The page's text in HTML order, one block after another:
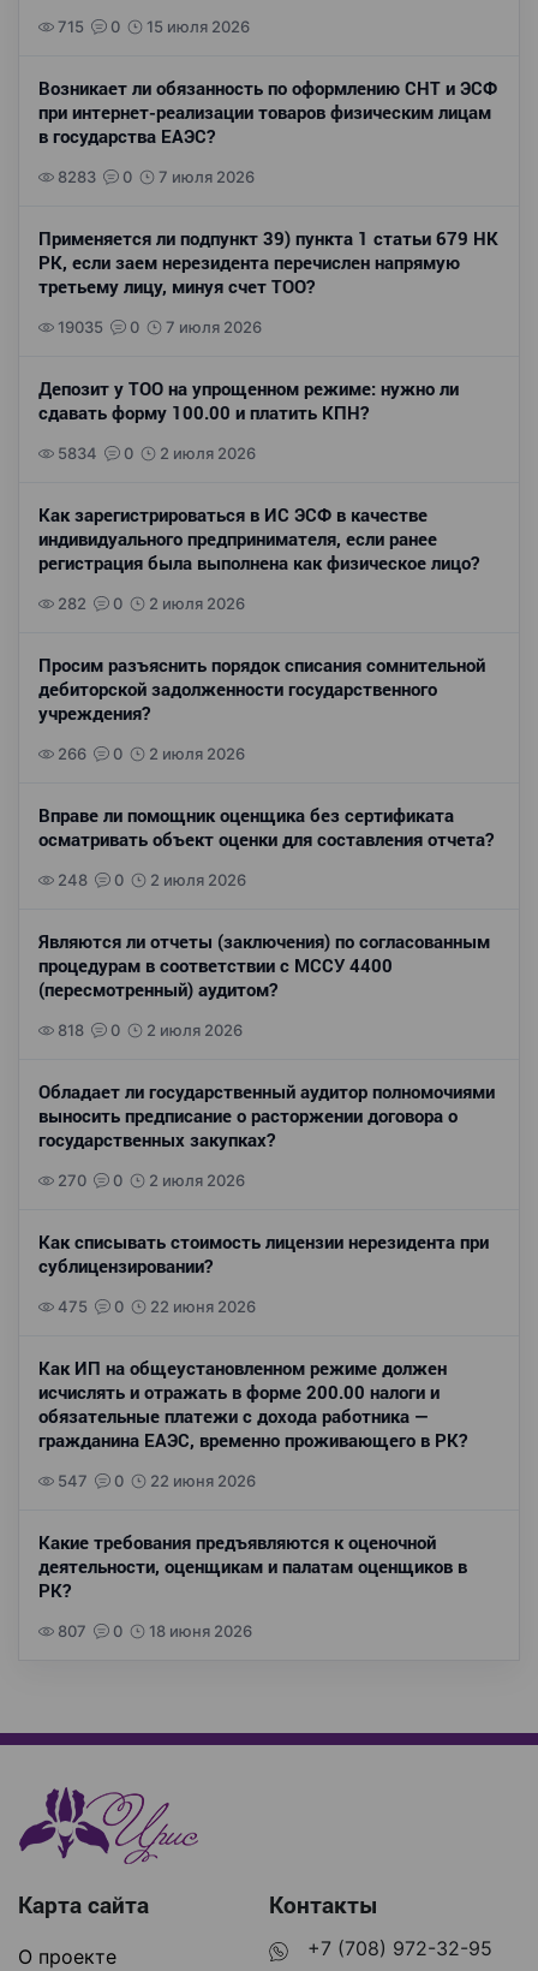
715 0 15 июля 2026
Возникает ли обязанность по оформлению СНТ и ЭСФ
при интернет-реализации товаров физическим лицам
в государства ЕАЭС?
8283 0 7 июля 2026
Применяется ли подпункт 39) пункта 1 статьи 679 НК
РК, если заем нерезидента перечислен напрямую
третьему лицу, минуя счет ТОО?
19035 0 7 июля 2026
Депозит у ТОО на упрощенном режиме: нужно ли
сдавать форму 100.00 и платить КПН?
5834 0 2 июля 2026
Как зарегистрироваться в ИС ЭСФ в качестве
индивидуального предпринимателя, если ранее
регистрация была выполнена как физическое лицо?
282 0 2 июля 2026
Просим разъяснить порядок списания сомнительной
дебиторской задолженности государственного
учреждения?
266 0 2 июля 2026
Вправе ли помощник оценщика без сертификата
осматривать объект оценки для составления отчета?
248 0 2 июля 2026
Являются ли отчеты (заключения) по согласованным
процедурам в соответствии с МССУ 4400
(пересмотренный) аудитом?
818 0 2 июля 2026
Обладает ли государственный аудитор полномочиями
выносить предписание о расторжении договора о
государственных закупках?
270 0 2 июля 2026
Как списывать стоимость лицензии нерезидента при
сублицензировании?
475 0 22 июня 2026
Как ИП на общеустановленном режиме должен
исчислять и отражать в форме 200.00 налоги и
обязательные платежи с дохода работника —
гражданина ЕАЭС, временно проживающего в РК?
547 0 22 июня 2026
Какие требования предъявляются к оценочной
деятельности, оценщикам и палатам оценщиков в
РК?
807 0 18 июня 2026
Карта сайта
О проекте
Контакты
+7 (708) 972-32-95